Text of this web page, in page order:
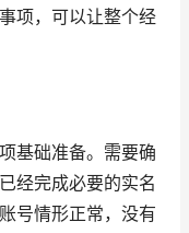
项，可以让整个经
基础准备。需要确
经完成必要的实名
号情形正常，没有